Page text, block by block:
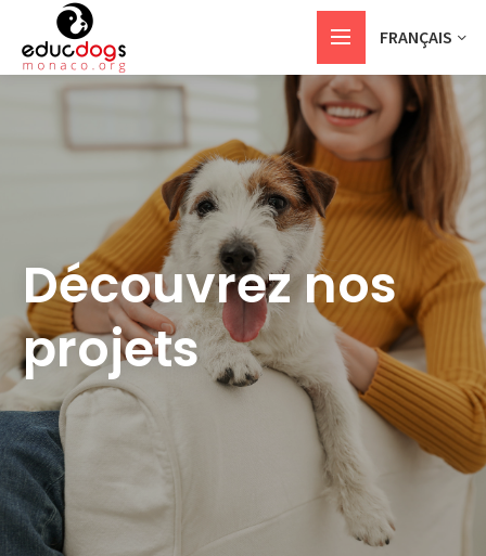
FRANÇAIS
Découvrez nos
projets